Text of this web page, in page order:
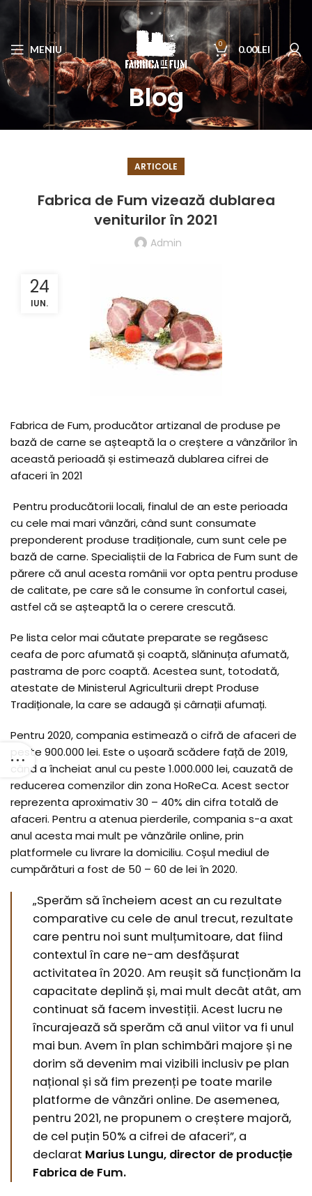
MENIU 0 0.00LEI
Blog
ARTICOLE
Fabrica de Fum vizează dublarea
veniturilor în 2021
Admin
24
IUN.
Fabrica de Fum, producător artizanal de produse pe
bază de carne se așteaptă la o creștere a vânzărilor în
această perioadă și estimează dublarea cifrei de
afaceri în 2021
Pentru producătorii locali, finalul de an este perioada
cu cele mai mari vânzări, când sunt consumate
preponderent produse tradiționale, cum sunt cele pe
bază de carne. Specialiștii de la Fabrica de Fum sunt de
părere că anul acesta românii vor opta pentru produse
de calitate, pe care să le consume în confortul casei,
astfel că se așteaptă la o cerere crescută.
Pe lista celor mai căutate preparate se regăsesc
ceafa de porc afumată și coaptă, slăninuța afumată,
pastrama de porc coaptă. Acestea sunt, totodată,
atestate de Ministerul Agriculturii drept Produse
Tradiționale, la care se adaugă și cârnații afumați.
Pentru 2020, compania estimează o cifră de afaceri de
peste 900.000 lei. Este o ușoară scădere față de 2019,
când a încheiat anul cu peste 1.000.000 lei, cauzată de
reducerea comenzilor din zona HoReCa. Acest sector
reprezenta aproximativ 30 – 40% din cifra totală de
afaceri. Pentru a atenua pierderile, compania s-a axat
anul acesta mai mult pe vânzările online, prin
platformele cu livrare la domiciliu. Coșul mediul de
cumpărături a fost de 50 – 60 de lei în 2020.
„Sperăm să încheiem acest an cu rezultate
comparative cu cele de anul trecut, rezultate
care pentru noi sunt mulțumitoare, dat fiind
contextul în care ne-am desfășurat
activitatea în 2020. Am reușit să funcționăm la
capacitate deplină și, mai mult decât atât, am
continuat să facem investiții. Acest lucru ne
încurajează să sperăm că anul viitor va fi unul
mai bun. Avem în plan schimbări majore și ne
dorim să devenim mai vizibili inclusiv pe plan
național și să fim prezenți pe toate marile
platforme de vânzări online. De asemenea,
pentru 2021, ne propunem o creștere majoră,
de cel puțin 50% a cifrei de afaceri”, a
declarat Marius Lungu, director de producție
Fabrica de Fum.